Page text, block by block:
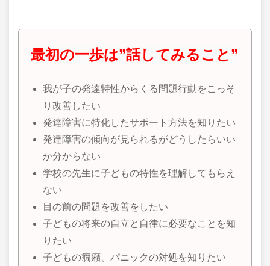
最初の一歩は”話してみること”
我が子の発達特性からくる問題行動をこっそ
り改善したい
発達障害に特化したサポート方法を知りたい
発達障害の傾向が見られるがどうしたらいい
か分からない
学校の先生に子どもの特性を理解してもらえ
ない
目の前の問題を改善をしたい
子どもの将来の自立と自律に必要なことを知
りたい
子どもの癇癪、パニックの対処を知りたい